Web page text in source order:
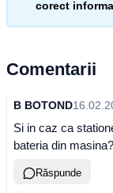
corect
Comentarii
B BOTOND
Si in caz ca
bateria din
Răspunde